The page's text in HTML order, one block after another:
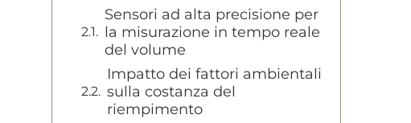
Sensori ad alta precisione per
la misurazione in tempo reale
del volume
Impatto dei fattori ambientali
sulla costanza del
riempimento